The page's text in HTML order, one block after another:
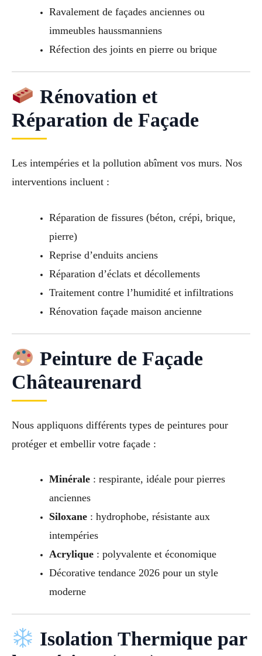
Ravalement de façades anciennes ou
immeubles haussmanniens
Réfection des joints en pierre ou brique
Rénovation et
Réparation de Façade
Les intempéries et la pollution abîment vos murs. Nos
interventions incluent :
Réparation de fissures (béton, crépi, brique,
pierre)
Reprise d’enduits anciens
Réparation d’éclats et décollements
Traitement contre l’humidité et infiltrations
Rénovation façade maison ancienne
Peinture de Façade
Châteaurenard
Nous appliquons différents types de peintures pour
protéger et embellir votre façade :
Minérale: respirante, idéale pour pierres
anciennes
Siloxane: hydrophobe, résistante aux
intempéries
Acrylique: polyvalente et économique
Décorative tendance 2026 pour un style
moderne
Isolation Thermique par